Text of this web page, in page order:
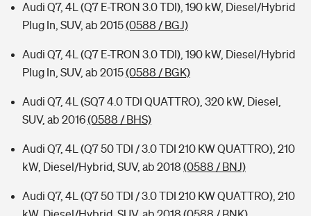
Audi Q7, 4L (Q7 E-TRON 3.0 TDI), 190 kW, Diesel/Hybrid
Plug In, SUV, ab 2015(0588 / BGJ)
Audi Q7, 4L (Q7 E-TRON 3.0 TDI), 190 kW, Diesel/Hybrid
Plug In, SUV, ab 2015(0588 / BGK)
Audi Q7, 4L (SQ7 4.0 TDI QUATTRO), 320 kW, Diesel,
SUV, ab 2016(0588 / BHS)
Audi Q7, 4L (Q7 50 TDI / 3.0 TDI 210 KW QUATTRO), 210
kW, Diesel/Hybrid, SUV, ab 2018 (0588 / BNJ)
Audi Q7, 4L (Q7 50 TDI / 3.0 TDI 210 KW QUATTRO), 210